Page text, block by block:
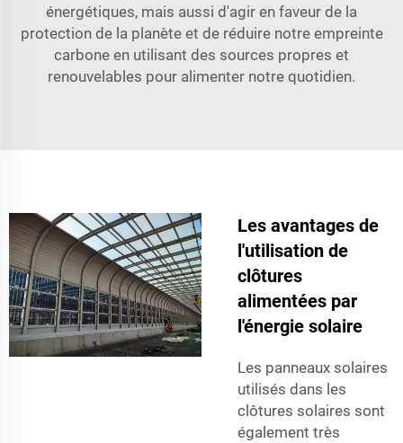
énergétiques, mais aussi d'agir en faveur de la
protection de la planète et de réduire notre empreinte
carbone en utilisant des sources propres et
renouvelables pour alimenter notre quotidien.
Les avantages de
l'utilisation de
clôtures
alimentées par
l'énergie solaire
Les panneaux solaires
utilisés dans les
clôtures solaires sont
également très